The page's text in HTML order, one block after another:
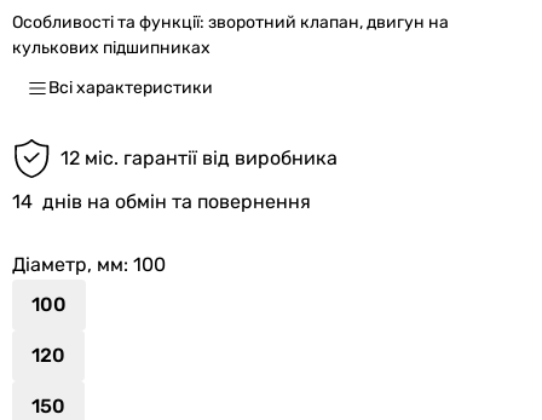
Особливості та функції: зворотний клапан, двигун на
кулькових підшипниках
Всі характеристики
12 міс. гарантії від виробника
14 днів на обмін та повернення
Діаметр, мм: 100
100
120
150